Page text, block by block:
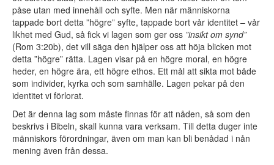
påse utan med innehåll och syfte. Men när människorna
tappade bort detta ”högre” syfte, tappade bort vår identitet – vår
likhet med Gud, så fick vi lagen som ger oss ”insikt om synd”
(Rom 3:20b), det vill säga den hjälper oss att höja blicken mot
detta ”högre” rätta. Lagen visar på en högre moral, en högre
heder, en högre ära, ett högre ethos. Ett mål att sikta mot både
som individer, kyrka och som samhälle. Lagen pekar på den
identitet vi förlorat.
Det är denna lag som måste finnas för att nåden, så som den
beskrivs i Bibeln, skall kunna vara verksam. Till detta duger inte
människors förordningar, även om man kan bli benådad i nån
mening även från dessa.